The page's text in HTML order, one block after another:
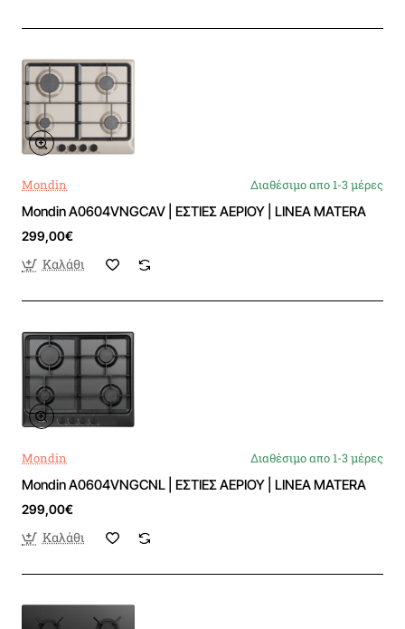
Mondin Διαθέσιμο απο 1-3 μέρες
Mondin A0604VNGCAV | ΕΣΤΙΕΣ ΑΕΡΙΟΥ | LINEA MATERA
299,00€
Καλάθι
Mondin Διαθέσιμο απο 1-3 μέρες
Mondin A0604VNGCNL | ΕΣΤΙΕΣ ΑΕΡΙΟΥ | LINEA MATERA
299,00€
Καλάθι